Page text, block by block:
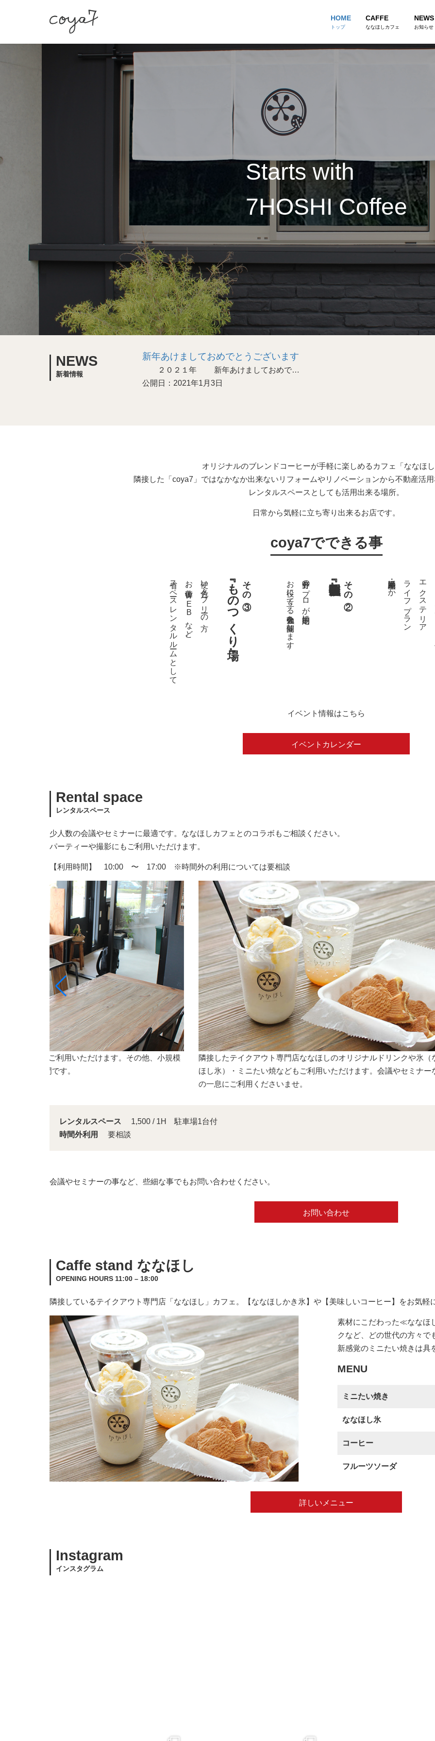
HOME
トップ
CAFFE
ななほしカフェ
NEWS
お知らせ
Starts with
7HOSHI Coffee
NEWS
新着情報
新年あけましておめでとうございます
２０２１年 新年あけましておめで…
公開日：2021年1月3日
オリジナルのブレンドコーヒーが手軽に楽しめるカフェ「ななほし
隣接した「coya7」ではなかなか出来ないリフォームやリノベーションから不動産活用
レンタルスペースとしても活用出来る場所。
日常から気軽に立ち寄り出来るお店です。
coya7でできる事
エクステリア
ライフプラン
不動産・相続ほか
その②
各分野のプロが定期的に
お役に立てる勉強会を開催します。
その③
『ものつくり場』
使い方色々。フリーの方、
お仕事、WEBなど。
省スペースレンタルルームとして
イベント情報はこちら
イベントカレンダー
Rental space
レンタルスペース
少人数の会議やセミナーに最適です。ななほしカフェとのコラボもご相談ください。
パーティーや撮影にもご利用いただけます。
【利用時間】 10:00 〜 17:00 ※時間外の利用については要相談
専門店ななほしのオリジナルドリンクや氷（なな
などもご利用いただけます。会議やセミナーなど
会議スペースは大きな窓から明るい日差しが入り込みます。
レンタルスペース
1,500 / 1H 駐車場1台付
時間外利用
要相談
会議やセミナーの事など、些細な事でもお問い合わせください。
お問い合わせ
Caffe stand ななほし
OPENING HOURS 11:00 – 18:00
隣接しているテイクアウト専門店「ななほし」カフェ。【ななほしかき氷】や【美味しいコーヒー】をお気軽
素材にこだわった≪ななほ
クなど、どの世代の方々で
新感覚のミニたい焼きは具
MENU
ミニたい焼き
ななほし氷
コーヒー
フルーツソーダ
詳しいメニュー
Instagram
インスタグラム